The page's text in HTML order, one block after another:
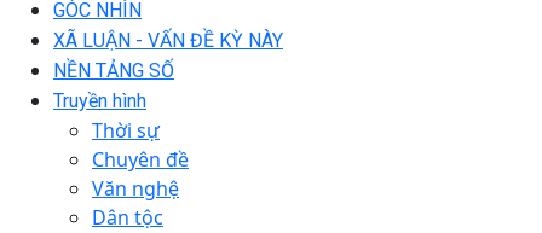
GÓC NHÌN
XÃ LUẬN - VẤN ĐỀ KỲ NÀY
NỀN TẢNG SỐ
Truyền hình
Thời sự
Chuyên đề
Văn nghệ
Dân tộc